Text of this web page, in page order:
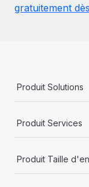
gratuitement
Produit Solutions
Produit Services
Produit Taille